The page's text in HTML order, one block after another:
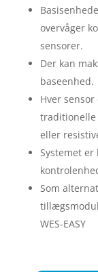
overvåger
sensorer.
Der kan
baseenhed.
Hver
traditionelle
eller
Systemet
Som
WES-EASY